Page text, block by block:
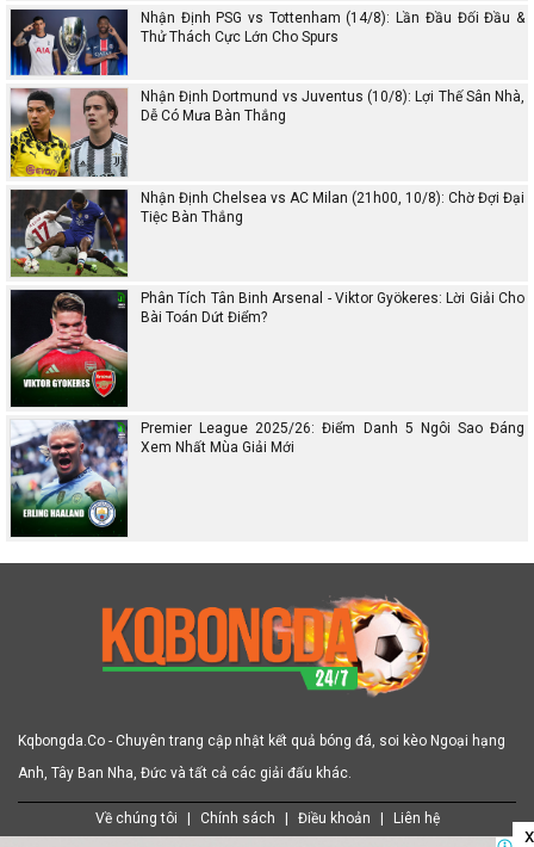
Nhận Định PSG vs Tottenham (14/8): Lần Đầu Đối Đầu &
Thử Thách Cực Lớn Cho Spurs
Nhận Định Dortmund vs Juventus (10/8): Lợi Thế Sân Nhà,
Dễ Có Mưa Bàn Thắng
Nhận Định Chelsea vs AC Milan (21h00, 10/8): Chờ Đợi Đại
Tiệc Bàn Thắng
Phân Tích Tân Binh Arsenal - Viktor Gyökeres: Lời Giải Cho
Bài Toán Dứt Điểm?
Premier League 2025/26: Điểm Danh 5 Ngôi Sao Đáng
Xem Nhất Mùa Giải Mới
x
Kqbongda.Co - Chuyên trang cập nhật kết quả bóng đá, soi kèo Ngoại hạng
Anh, Tây Ban Nha, Đức và tất cả các giải đấu khác.
Về chúng tôi Chính sách Điều khoản Liên hệ